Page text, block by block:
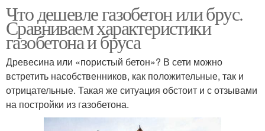
Что дешевле газобетон или брус.
Сравниваем характеристики
газобетона и бруса
Древесина или «пористый бетон»? В сети можно
встретить насобственников, как положительные, так и
отрицательные. Такая же ситуация обстоит и с отзывами
на постройки из газобетона.